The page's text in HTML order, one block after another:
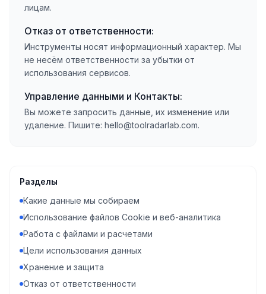
лицам.
Отказ от ответственности:
Инструменты носят информационный характер. Мы
не несём ответственности за убытки от
использования сервисов.
Управление данными и Контакты:
Вы можете запросить данные, их изменение или
удаление. Пишите: hello@toolradarlab.com.
Разделы
Какие данные мы собираем
Использование файлов Cookie и веб-аналитика
Работа с файлами и расчетами
Цели использования данных
Хранение и защита
Отказ от ответственности